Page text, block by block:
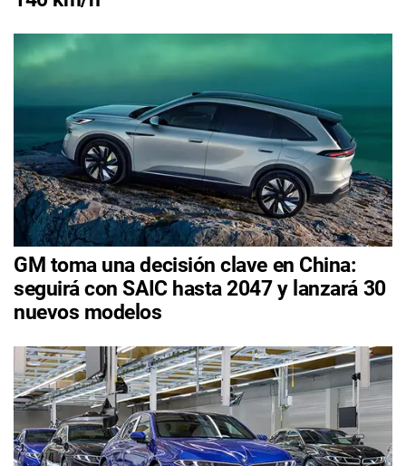
GM toma una decisión clave en China:
seguirá con SAIC hasta 2047 y lanzará 30
nuevos modelos